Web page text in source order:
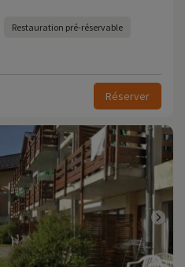
Restauration pré-réservable
Réserver